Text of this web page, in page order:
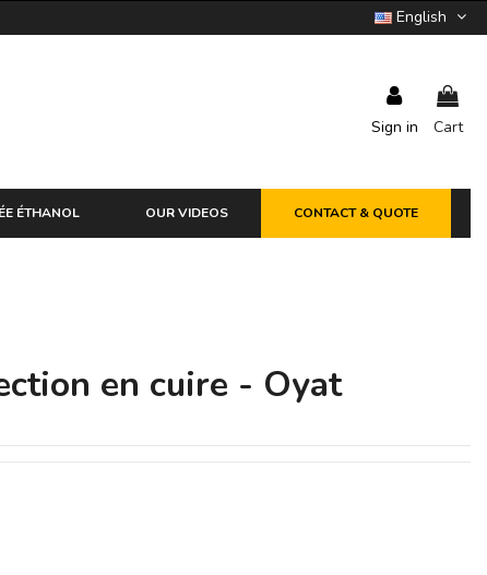
English
Sign in Cart
ÉTHANOL OUR VIDEOS CONTACT & QUOTE
en cuire - Oyat